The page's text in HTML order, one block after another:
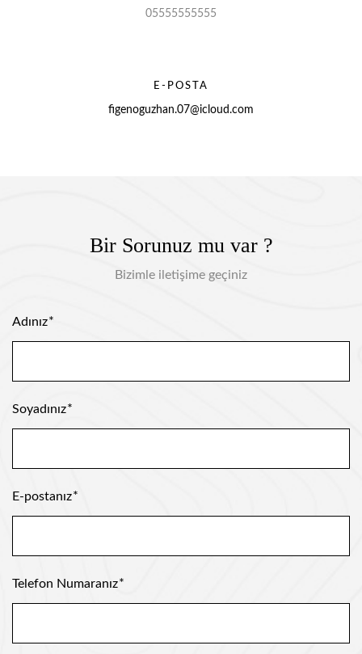
05555555555
E-POSTA
figenoguzhan.07@icloud.com
Bir Sorunuz mu var ?
Bizimle iletişime geçiniz
Adınız
Soyadınız
E-postanız
Telefon Numaranız